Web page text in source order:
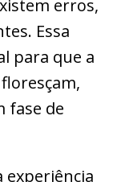
erros,
Essa
para que a
fase de